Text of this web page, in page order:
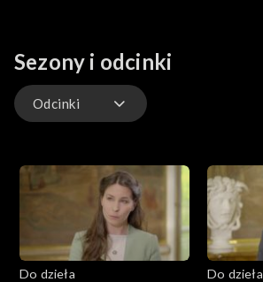
Melonowskiej będzie dr Paweł Milcarek.
Sezony i odcinki
Odcinki
Do dzieła
Do dzieła